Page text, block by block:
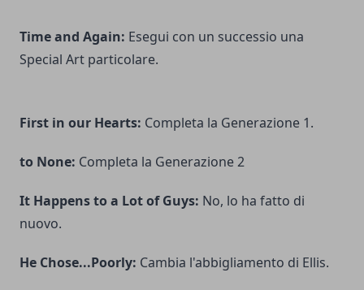
Time and Again: Esegui con un successio una
Special Art particolare.
First in our Hearts: Completa la Generazione 1.
to None: Completa la Generazione 2
It Happens to a Lot of Guys: No, lo ha fatto di
nuovo.
He Chose...Poorly: Cambia l'abbigliamento di Ellis.